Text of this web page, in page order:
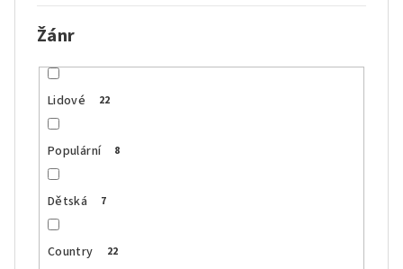
Žánr
Lidové 22
Populární 8
Dětská 7
Country 22